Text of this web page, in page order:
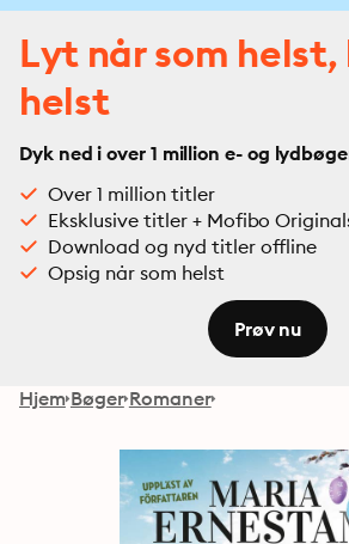
Lyt når som helst,
helst
Dyk ned i over 1 million e- og
Over 1 million titler
Eksklusive titler + Mofibo
Download og nyd titler offline
Opsig når som helst
Prøv nu
Hjem Bøger Romaner